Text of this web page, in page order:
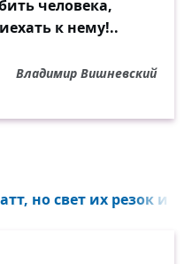
человека,
к нему!..
Владимир Вишневский
но свет их резок и